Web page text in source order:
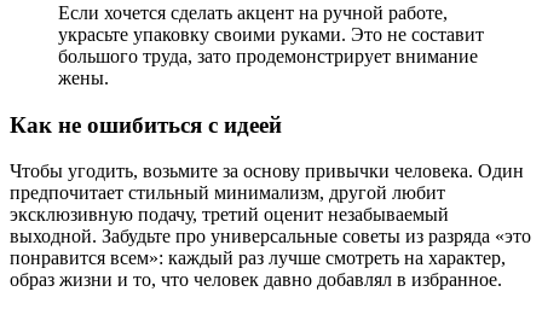
Если хочется сделать акцент на ручной работе,
украсьте упаковку своими руками. Это не составит
большого труда, зато продемонстрирует внимание
жены.
Как не ошибиться с идеей
Чтобы угодить, возьмите за основу привычки человека. Один
предпочитает стильный минимализм, другой любит
эксклюзивную подачу, третий оценит незабываемый
выходной. Забудьте про универсальные советы из разряда «это
понравится всем»: каждый раз лучше смотреть на характер,
образ жизни и то, что человек давно добавлял в избранное.